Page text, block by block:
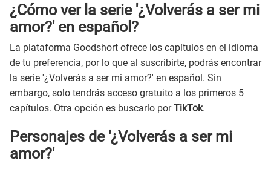
¿Cómo ver la serie '¿Volverás a ser mi
amor?' en español?
La plataforma Goodshort ofrece los capítulos en el idioma
de tu preferencia, por lo que al suscribirte, podrás encontrar
la serie '¿Volverás a ser mi amor?' en español. Sin
embargo, solo tendrás acceso gratuito a los primeros 5
capítulos. Otra opción es buscarlo porTikTok.
Personajes de '¿Volverás a ser mi
amor?'